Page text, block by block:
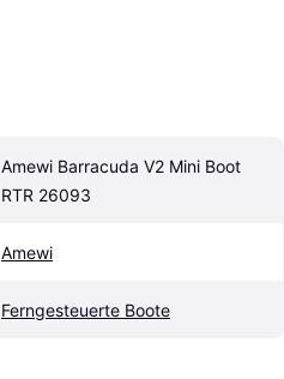
Amewi Barracuda V2 Mini Boot
RTR 26093
Amewi
Ferngesteuerte Boote